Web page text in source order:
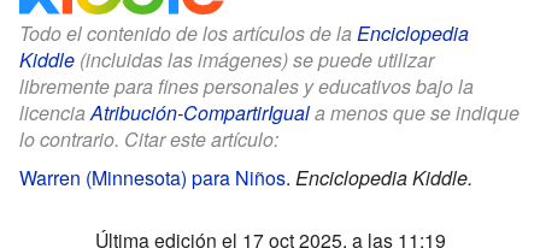
Todo el contenido de los artículos de la Enciclopedia
Kiddle (incluidas las imágenes) se puede utilizar
libremente para fines personales y educativos bajo la
licenciaAtribución-CompartirIguala menos que se indique
lo contrario. Citar este artículo:
Warren (Minnesota) para Niños. Enciclopedia Kiddle.
Última edición el 17 oct 2025, a las 11:19